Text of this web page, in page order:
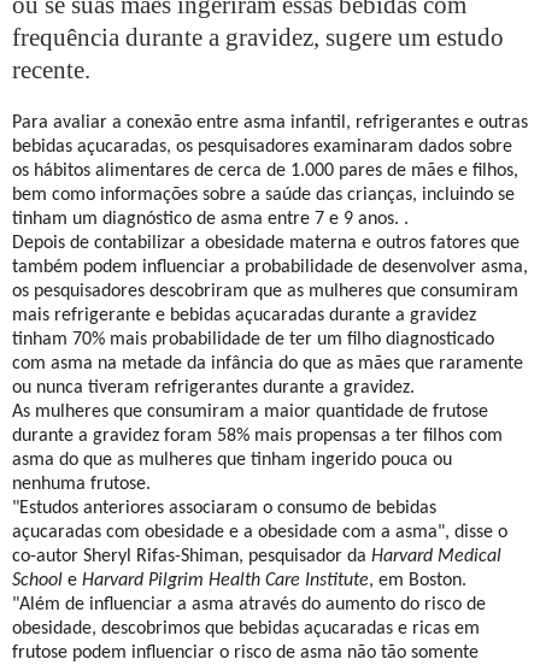
frequência durante a gravidez, sugere um estudo
recente.
Para avaliar a conexão entre asma infantil, refrigerantes e outras
bebidas açucaradas, os pesquisadores examinaram dados sobre
os hábitos alimentares de cerca de 1.000 pares de mães e filhos,
bem como informações sobre a saúde das crianças, incluindo se
tinham um diagnóstico de asma entre 7 e 9 anos. .
Depois de contabilizar a obesidade materna e outros fatores que
também podem influenciar a probabilidade de desenvolver asma,
os pesquisadores descobriram que as mulheres que consumiram
mais refrigerante e bebidas açucaradas durante a gravidez
tinham 70% mais probabilidade de ter um filho diagnosticado
com asma na metade da infância do que as mães que raramente
ou nunca tiveram refrigerantes durante a gravidez.
As mulheres que consumiram a maior quantidade de frutose
durante a gravidez foram 58% mais propensas a ter filhos com
asma do que as mulheres que tinham ingerido pouca ou
nenhuma frutose.
"Estudos anteriores associaram o consumo de bebidas
açucaradas com obesidade e a obesidade com a asma", disse o
co-autor Sheryl Rifas-Shiman, pesquisador da Harvard Medical
School e Harvard Pilgrim Health Care Institute, em Boston.
"Além de influenciar a asma através do aumento do risco de
obesidade, descobrimos que bebidas açucaradas e ricas em
frutose podem influenciar o risco de asma não tão somente